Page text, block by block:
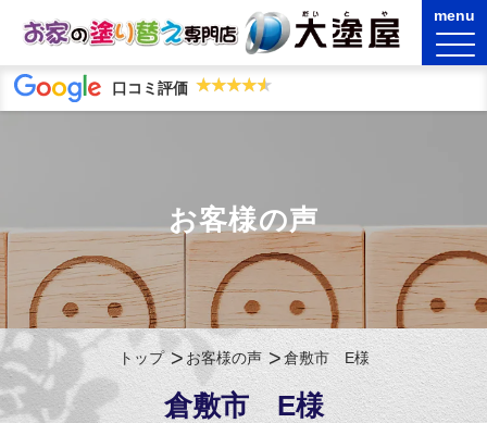
口コミ評価 ★★★★★
★★★★★
お客様の声
トップ お客様の声 倉敷市 E様
倉敷市 E様